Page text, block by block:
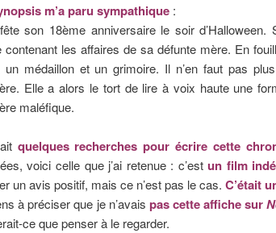
m’a paru sympathique:
son 18ème anniversaire le soir d’Halloween.
contenant les affaires de sa défunte mère. En
un médaillon et un grimoire. Il n’en faut pas
Elle a alors le tort de lire à voix haute une
maléfique.
quelques recherches pour écrire cette
voici celle que j’ai retenue : c’estun film
un avis positif, mais ce n’est pas le cas. C’était
à préciser que je n’avais pas cette affiche sur
ce que penser à le regarder.